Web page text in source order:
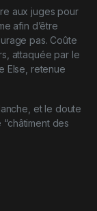
aux juges pour
afin d’être
pas. Coûte
attaquée par le
Else, retenue
et le doute
des